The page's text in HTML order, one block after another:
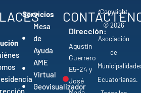
Servicios
Mesa
de
Ayuda
AME
Virtual
Geovisualizador
Dirección:
Agustín
Guerrero
E5-24 y
José
Copyright
© 2026
Asociación
de
Ecuatorianas.